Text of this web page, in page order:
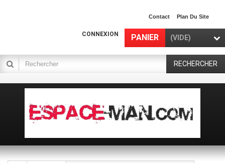
Contact Plan Du Site
PANIER (VIDE)
CONNEXION
RECHERCHER